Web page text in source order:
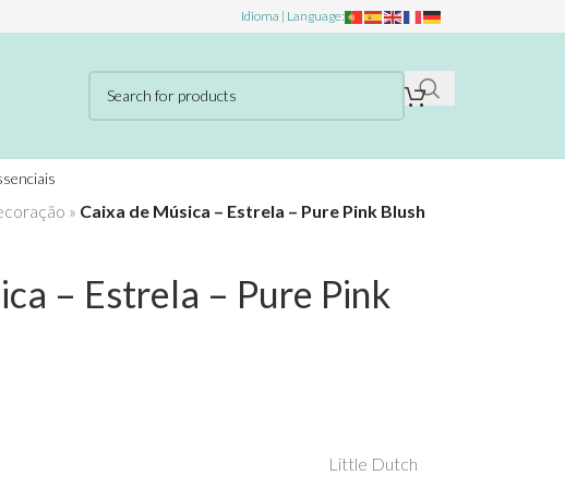
Idioma | Language:
» Caixa de Música – Estrela – Pure Pink Blush
– Estrela – Pure Pink
Little Dutch